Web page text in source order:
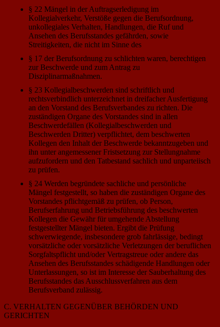
§ 22 Mängel in der Auftragserledigung im
Kollegialverkehr, Verstöße gegen die Berufsordnung,
unkollegiales Verhalten, Handlungen, die Ruf und
Ansehen des Berufsstandes gefährden, sowie
Streitigkeiten, die nicht im Sinne des
§ 17 der Berufsordnung zu schlichten waren, berechtigen
zur Beschwerde und zum Antrag zu
Disziplinarmaßnahmen.
§ 23 Kollegialbeschwerden sind schriftlich und
rechtsverbindlich unterzeichnet in dreifacher Ausfertigung
an den Vorstand des Berufsverbandes zu richten. Die
zuständigen Organe des Vorstandes sind in allen
Beschwerdefällen (Kollegialbeschwerden und
Beschwerden Dritter) verpflichtet, dem beschwerten
Kollegen den Inhalt der Beschwerde bekanntzugeben und
ihn unter angemessener Fristsetzung zur Stellungnahme
aufzufordern und den Tatbestand sachlich und unparteiisch
zu prüfen.
§ 24 Werden begründete sachliche und persönliche
Mängel festgestellt, so haben die zuständigen Organe des
Vorstandes pflichtgemäß zu prüfen, ob Person,
Berufserfahrung und Betriebsführung des beschwerten
Kollegen die Gewähr für umgehende Abstellung
festgestellter Mängel bieten. Ergibt die Prüfung
schwerwiegende, insbesondere grob fahrlässige, bedingt
vorsätzliche oder vorsätzliche Verletzungen der beruflichen
Sorgfaltspflicht und/oder Vertragstreue oder andere das
Ansehen des Berufsstandes schädigende Handlungen oder
Unterlassungen, so ist im Interesse der Sauberhaltung des
Berufsstandes das Ausschlussverfahren aus dem
Berufsverband zulässig.
C. VERHALTEN GEGENÜBER BEHÖRDEN UND
GERICHTEN